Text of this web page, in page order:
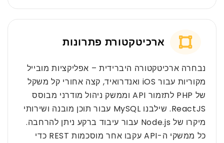
ארכיטקטורת פתרונות
נבחרה ארכיטקטורה היברידית – אפליקציות מובייל
מקוריות עבור iOS ואנדרואיד, קצה אחורי קל משקל
של PHP לתזמור API וממשק ניהול מודרני מבוסס
ReactJS. שילבנו MySQL עבור תוכן מובנה ושירותי
מיקרו של Node.js עבור עיבוד ברקע ניתן להרחבה.
כל ממשקי ה-API עקבו אחר מוסכמות REST כדי